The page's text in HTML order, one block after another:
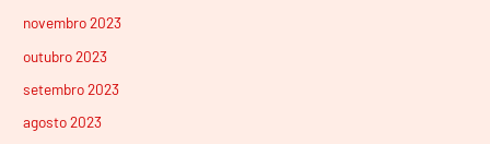
novembro 2023
outubro 2023
setembro 2023
agosto 2023